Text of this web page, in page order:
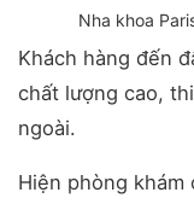
Nha khoa
Khách hàng đến
chất lượng cao,
ngoài.
Hiện phòng